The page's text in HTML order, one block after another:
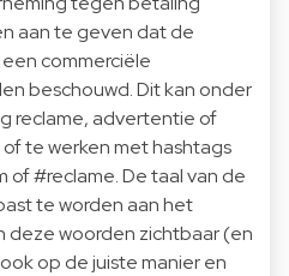
aan te geven dat de
commerciële
beschouwd. Dit kan onder
reclame, advertentie of
te werken met hashtags
of #reclame. De taal van de
te worden aan het
woorden zichtbaar (en
op de juiste manier en